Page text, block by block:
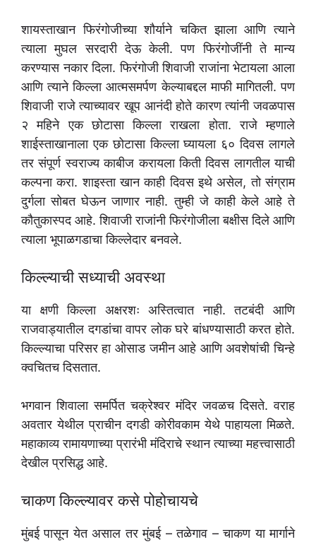
शायस्ताखान फिरंगोजीच्या शौर्याने चकित झाला आणि त्याने
त्याला मुघल सरदारी देऊ केली. पण फिरंगोजींनी ते मान्य
करण्यास नकार दिला. फिरंगोजी शिवाजी राजांना भेटायला आला
आणि त्याने किल्ला आत्मसमर्पण केल्याबद्दल माफी मागितली. पण
शिवाजी राजे त्याच्यावर खूप आनंदी होते कारण त्यांनी जवळपास
२ महिने एक छोटासा किल्ला राखला होता. राजे म्हणाले
शाईस्ताखानाला एक छोटासा किल्ला घ्यायला ६० दिवस लागले
तर संपूर्ण स्वराज्य काबीज करायला किती दिवस लागतील याची
कल्पना करा. शाइस्ता खान काही दिवस इथे असेल, तो संग्राम
दुर्गला सोबत घेऊन जाणार नाही. तुम्ही जे काही केले आहे ते
कौतुकास्पद आहे. शिवाजी राजांनी फिरंगोजीला बक्षीस दिले आणि
त्याला भूपाळगडाचा किल्लेदार बनवले.
किल्ल्याची सध्याची अवस्था
या क्षणी किल्ला अक्षरशः अस्तित्वात नाही. तटबंदी आणि
राजवाड्यातील दगडांचा वापर लोक घरे बांधण्यासाठी करत होते.
किल्ल्याचा परिसर हा ओसाड जमीन आहे आणि अवशेषांची चिन्हे
क्वचितच दिसतात.
भगवान शिवाला समर्पित चक्रेश्वर मंदिर जवळच दिसते. वराह
अवतार येथील प्राचीन दगडी कोरीवकाम येथे पाहायला मिळते.
महाकाव्य रामायणाच्या प्रारंभी मंदिराचे स्थान त्याच्या महत्त्वासाठी
देखील प्रसिद्ध आहे.
चाकण किल्ल्यावर कसे पोहोचायचे
मुंबई पासून येत असाल तर मुंबई – तळेगाव – चाकण या मार्गाने